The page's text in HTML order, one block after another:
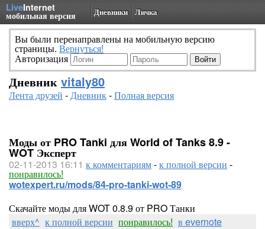
LiveInternet
мобильная версия Дневники Личка
Вы были перенаправлены на мобильную версию
страницы. Вернуться!
Авторизация
Дневник vitaly80
Лента друзей -Дневник-Полная версия
Моды от PRO Tanki для World of Tanks 8.9 -
WOT Эксперт
02-11-2013 16:11 к комментариям-к полной версии -
понравилось!
wotexpert.ru/mods/84-pro-tanki-wot-89
Скачайте моды для WOT 0.8.9 от PRO Танки
вверх^ к полной версии понравилось! в evernote